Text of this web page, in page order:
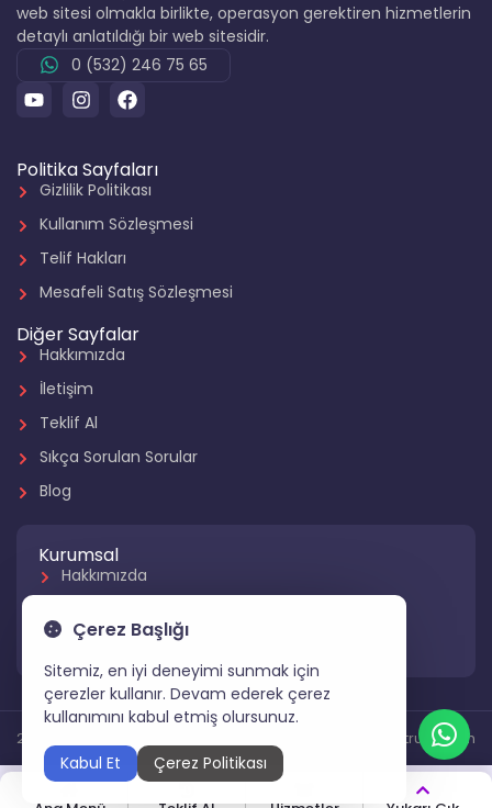
web sitesi olmakla birlikte, operasyon gerektiren hizmetlerin
detaylı anlatıldığı bir web sitesidir.
0 (532) 246 75 65
Politika Sayfaları
Gizlilik Politikası
Kullanım Sözleşmesi
Telif Hakları
Mesafeli Satış Sözleşmesi
Diğer Sayfalar
Hakkımızda
İletişim
Teklif Al
Sıkça Sorulan Sorular
Blog
Kurumsal
Hakkımızda
Hizmetlerimiz
Çerez Başlığı
Sitemiz, en iyi deneyimi sunmak için
çerezler kullanır. Devam ederek çerez
kullanımını kabul etmiş olursunuz.
Kabul Et Çerez Politikası
2024 Tüm Hakları Saklıdır Gartruck.com